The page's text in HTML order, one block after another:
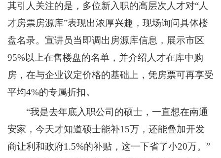
其引人关注的是，多位新入职的高层次人才对“人
才房票房源库”表现出浓厚兴趣，现场询问具体楼
盘名录。宣讲员当即调出房源库信息，展示市区
95%以上在售楼盘的名单，并介绍人才在库中购
房，在与企业议定价格的基础上，凭房票可再享受
平均4%的专属折扣。
“我是去年底入职公司的硕士，一直想在南通
安家，今天才知道硕士能补15万，还能叠加开发
商让利和政府1.5%的补贴，这一下省了小20万。”